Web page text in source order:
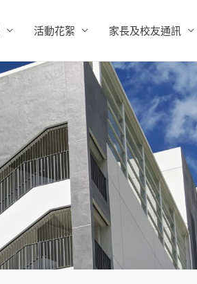
活動花絮 家長及校友通訊